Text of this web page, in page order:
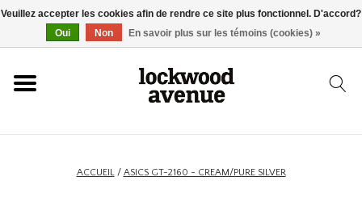
ACCUEIL
ACCUEIL/ ASICS GT-2160 - CREAM/PURE SILVER
Veuillez accepter les cookies afin de rendre ce site plus fonctionnel. D'accord?
Oui
Non En savoir plus sur les témoins (cookies) »